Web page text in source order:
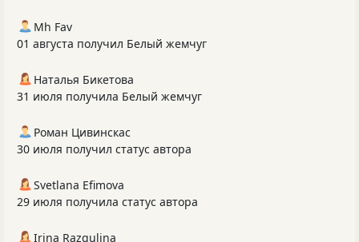
Mh Fav
01 августа получил Белый жемчуг
Наталья Бикетова
31 июля получила Белый жемчуг
Роман Цивинскас
30 июля получил статус автора
Svetlana Efimova
29 июля получила статус автора
Irina Razgulina